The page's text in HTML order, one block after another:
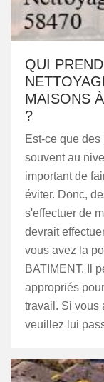
QUI
MAISONS
?
Est-ce que
souvent au
important de
éviter. Donc,
s'effectuer de
devrait
vous avez la
BATIMENT. Il
appropriés
travail. Si vous
veuillez lui